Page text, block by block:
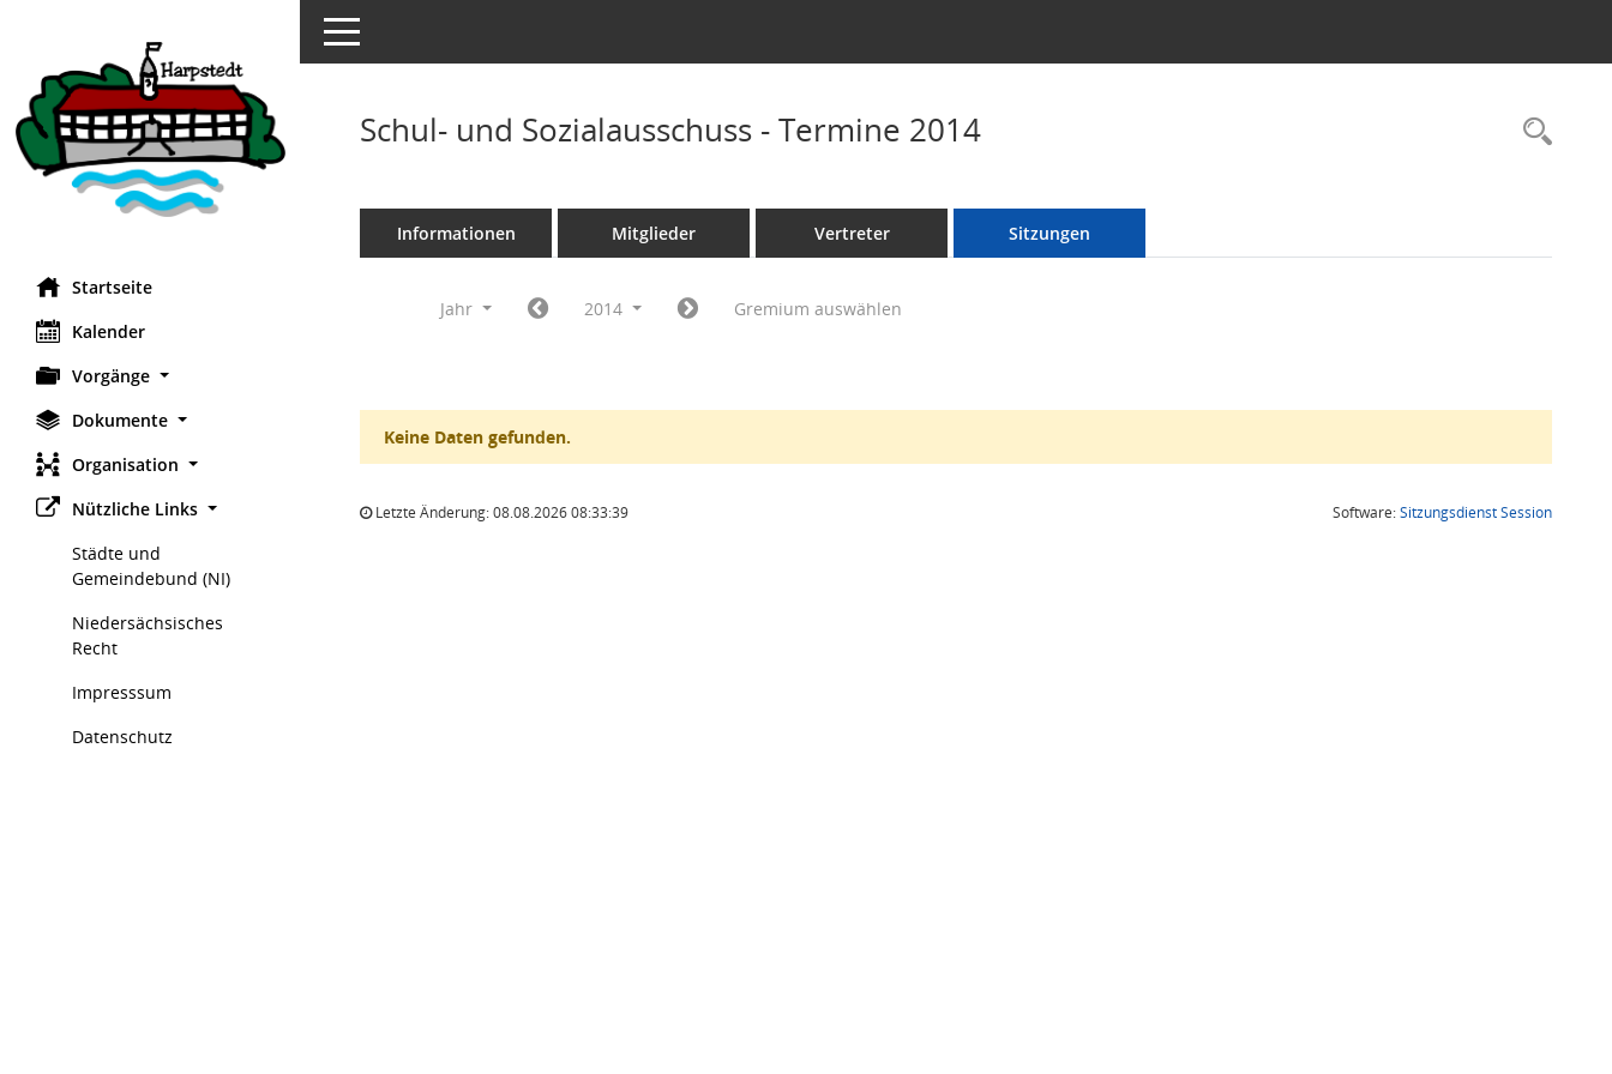
Startseite
Kalender
Vorgänge
Dokumente
Organisation
Nützliche Links
Städte und
Gemeindebund (NI)
Niedersächsisches
Recht
Impresssum
Datenschutz
Toggle navigation
Schul- und Sozialausschuss - Termine 2014
Informationen Mitglieder Vertreter Sitzungen
Jahr 2014 Gremium auswählen
Keine Daten gefunden.
Letzte Änderung: 08.08.2026 08:33:39 Software:SitzungsdienstSession(Wird in